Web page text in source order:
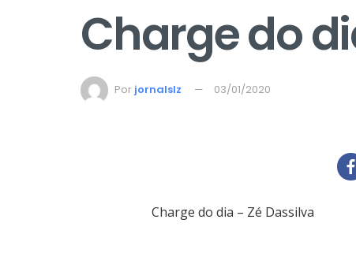
Charge do
Por jornalslz 03/01/2020
Charge do dia – Zé Dassilva